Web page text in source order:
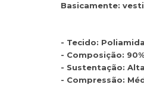
Basicamente:
- Tecido:
- Composição:
- Sustentação: Alta
- Compressão: